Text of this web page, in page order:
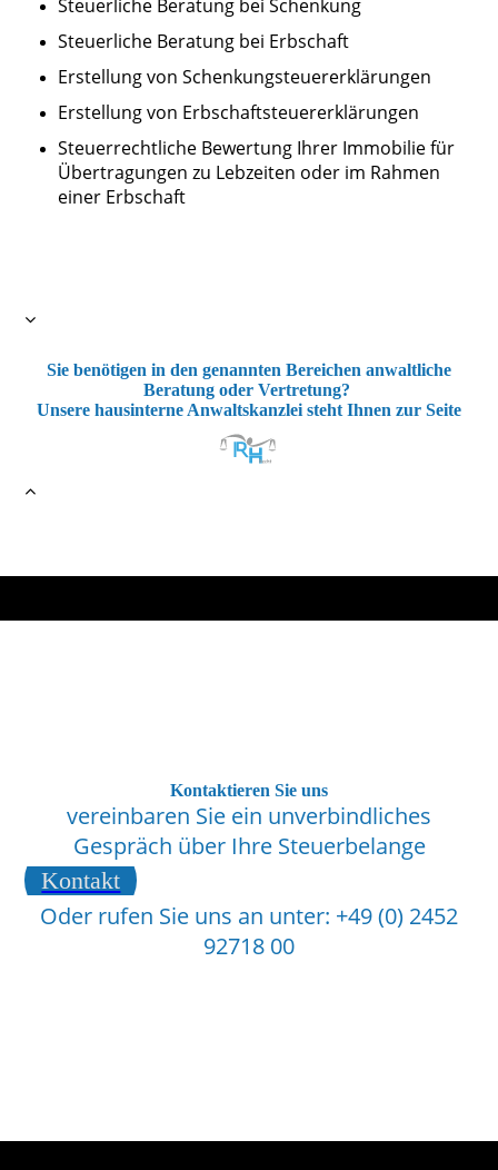
Steuerliche Beratung bei Schenkung
Steuerliche Beratung bei Erbschaft
Erstellung von Schenkungsteuererklärungen
Erstellung von Erbschaftsteuererklärungen
Steuerrechtliche Bewertung Ihrer Immobilie für
Übertragungen zu Lebzeiten oder im Rahmen
einer Erbschaft
Sie benötigen in den genannten Bereichen anwaltliche
Beratung oder Vertretung?
Unsere hausinterne Anwaltskanzlei steht Ihnen zur Seite
Kontaktieren Sie uns
vereinbaren Sie ein unverbindliches
Gespräch über Ihre Steuerbelange
Kontakt
Oder rufen Sie uns an unter: +49 (0) 2452
92718 00